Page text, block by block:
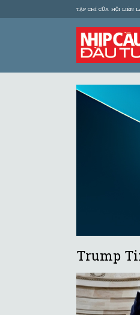
TẠP CHÍ CỦA HỘI LIÊN
Trump